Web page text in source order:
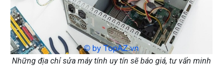
Những địa chỉ sửa máy tính uy tín sẽ báo giá, tư vấn minh